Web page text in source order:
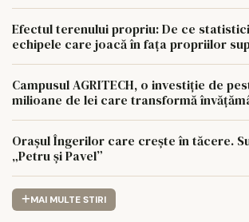
Efectul terenului propriu: De ce
echipele care joacă în fața propriilor
Campusul AGRITECH, o investiție de
milioane de lei care transformă
Orașul Îngerilor care crește în tăcere.
„Petru și Pavel”
MAI MULTE STIRI